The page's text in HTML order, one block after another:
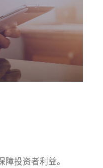
投资者利益。